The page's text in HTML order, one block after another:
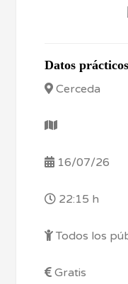
Datos prácticos
Cerceda
16/07/26
22:15 h
Todos los
Gratis